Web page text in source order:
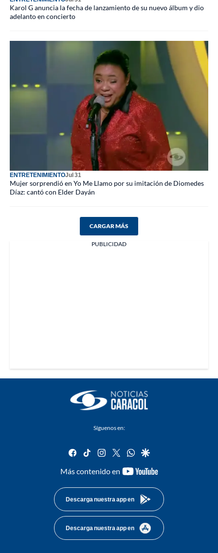
Karol G anuncia la fecha de lanzamiento de su nuevo álbum y dio
adelanto en concierto
ENTRETENIMIENTOJul 31
Mujer sorprendió en Yo Me Llamo por su imitación de Diomedes
Díaz: cantó con Elder Dayán
CARGAR MÁS
PUBLICIDAD
Síguenos en:
facebook
tiktok instagram
twitterwhatsapp
google
Más contenido en
youtube-
Descarga nuestra app en
Descarga nuestra app en